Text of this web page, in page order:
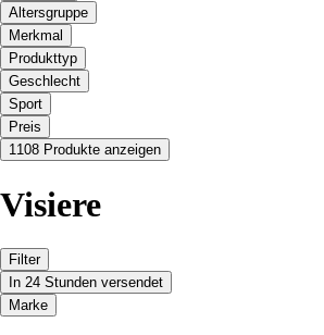
Altersgruppe
Merkmal
Produkttyp
Geschlecht
Sport
Preis
1108 Produkte anzeigen
Visiere
Filter
In 24 Stunden versendet
Marke